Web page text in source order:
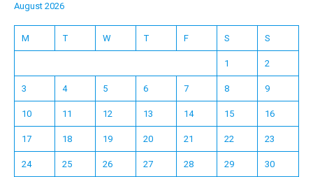
August 2026
M T W T F S S
1 2
3 4 5 6 7 8 9
10 11 12 13 14 15 16
17 18 19 20 21 22 23
24 25 26 27 28 29 30